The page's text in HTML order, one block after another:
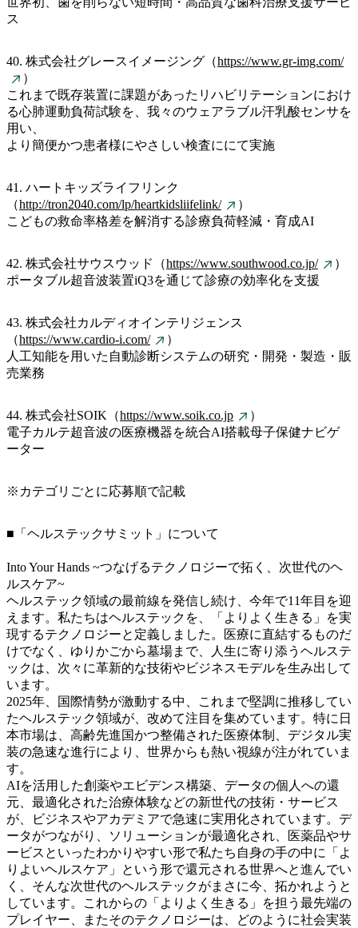
ス
40. 株式会社グレースイメージング（https://www.gr-img.com/
）
これまで既存装置に課題があったリハビリテーションにおけ
る心肺運動負荷試験を、我々のウェアラブル汗乳酸センサを
用い、
より簡便かつ患者様にやさしい検査ににて実施
41. ハートキッズライフリンク
（http://tron2040.com/lp/heartkidsliifelink/
）
こどもの救命率格差を解消する診療負荷軽減・育成AI
42. 株式会社サウスウッド（https://www.southwood.co.jp/
）
ポータブル超音波装置iQ3を通じて診療の効率化を支援
43. 株式会社カルディオインテリジェンス
（https://www.cardio-i.com/
）
人工知能を用いた自動診断システムの研究・開発・製造・販
売業務
44. 株式会社SOIK（https://www.soik.co.jp
）
電子カルテ超音波の医療機器を統合AI搭載母子保健ナビゲ
ーター
※カテゴリごとに応募順で記載
■「ヘルステックサミット」について
Into Your Hands ~つなげるテクノロジーで拓く、次世代のヘ
ルスケア~
ヘルステック領域の最前線を発信し続け、今年で11年目を迎
えます。私たちはヘルステックを、「よりよく生きる」を実
現するテクノロジーと定義しました。医療に直結するものだ
けでなく、ゆりかごから墓場まで、人生に寄り添うヘルステ
ックは、次々に革新的な技術やビジネスモデルを生み出して
います。
2025年、国際情勢が激動する中、これまで堅調に推移してい
たヘルステック領域が、改めて注目を集めています。特に日
本市場は、高齢先進国かつ整備された医療体制、デジタル実
装の急速な進行により、世界からも熱い視線が注がれていま
す。
AIを活用した創薬やエビデンス構築、データの個人への還
元、最適化された治療体験などの新世代の技術・サービス
が、ビジネスやアカデミアで急速に実用化されています。デ
ータがつながり、ソリューションが最適化され、医薬品やサ
ービスといったわかりやすい形で私たち自身の手の中に「よ
りよいヘルスケア」という形で還元される世界へと進んでい
く、そんな次世代のヘルステックがまさに今、拓かれようと
しています。これからの「よりよく生きる」を担う最先端の
プレイヤー、またそのテクノロジーは、どのように社会実装